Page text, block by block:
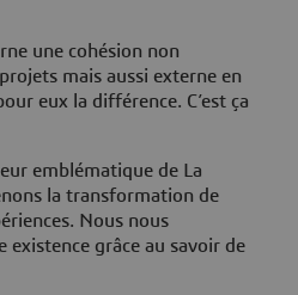
une cohésion non
mais aussi externe en
eux la différence. C’est ça
emblématique de La
la transformation de
Nous nous
grâce au savoir de